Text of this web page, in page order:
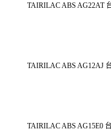
TAIRILAC ABS AG22AT
TAIRILAC ABS AG12AJ
TAIRILAC ABS AG15E0